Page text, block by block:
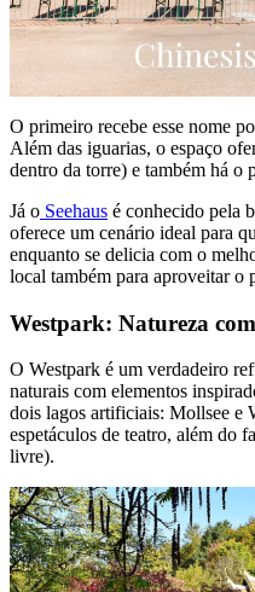
O primeiro recebe esse nome
Além das iguarias, o espaço
dentro da torre) e também há o
Já o Seehaus é conhecido pela
oferece um cenário ideal para
enquanto se delicia com o
local também para aproveitar o
Westpark: Natureza
O Westpark é um verdadeiro
naturais com elementos
dois lagos artificiais: Mollsee e
espetáculos de teatro, além do
livre).